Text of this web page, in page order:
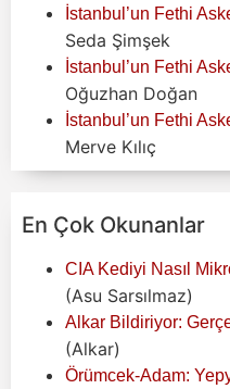
İstanbul’un Fethi
Seda Şimşek
İstanbul’un Fethi
Oğuzhan Doğan
İstanbul’un Fethi
Merve Kılıç
En Çok Okunanlar
CIA Kediyi Nasıl
(Asu Sarsılmaz)
Alkar Bildiriyor:
(Alkar)
Örümcek-Adam: